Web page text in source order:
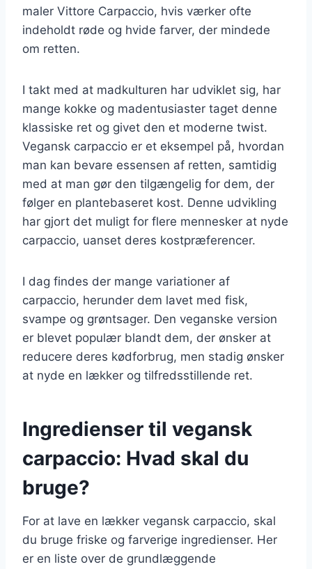
maler Vittore Carpaccio, hvis værker ofte
indeholdt røde og hvide farver, der mindede
om retten.
I takt med at madkulturen har udviklet sig, har
mange kokke og madentusiaster taget denne
klassiske ret og givet den et moderne twist.
Vegansk carpaccio er et eksempel på, hvordan
man kan bevare essensen af retten, samtidig
med at man gør den tilgængelig for dem, der
følger en plantebaseret kost. Denne udvikling
har gjort det muligt for flere mennesker at nyde
carpaccio, uanset deres kostpræferencer.
I dag findes der mange variationer af
carpaccio, herunder dem lavet med fisk,
svampe og grøntsager. Den veganske version
er blevet populær blandt dem, der ønsker at
reducere deres kødforbrug, men stadig ønsker
at nyde en lækker og tilfredsstillende ret.
Ingredienser til vegansk
carpaccio: Hvad skal du
bruge?
For at lave en lækker vegansk carpaccio, skal
du bruge friske og farverige ingredienser. Her
er en liste over de grundlæggende